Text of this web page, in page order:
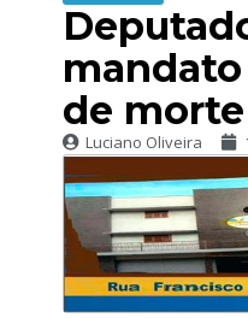
de morte
Luciano Oliveira